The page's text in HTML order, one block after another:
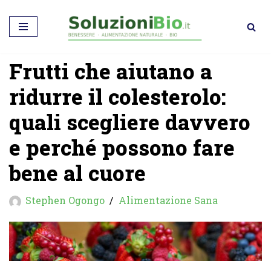
Vai
contenuto
Frutti che aiutano a
ridurre il colesterolo:
quali scegliere davvero
e perché possono fare
bene al cuore
Stephen Ogongo Alimentazione Sana